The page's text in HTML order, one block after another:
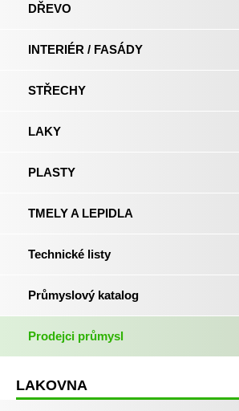
DŘEVO
INTERIÉR / FASÁDY
STŘECHY
LAKY
PLASTY
TMELY A LEPIDLA
Technické listy
Průmyslový katalog
Prodejci průmysl
LAKOVNA